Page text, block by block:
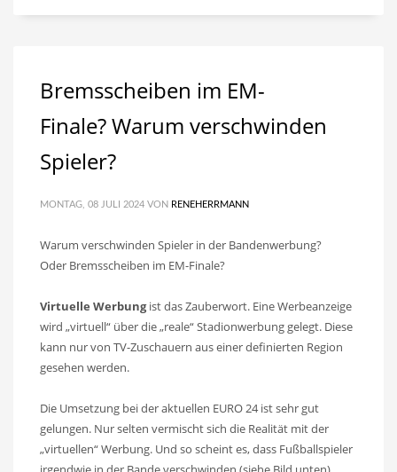
Bremsscheiben im EM-
Finale? Warum verschwinden
Spieler?
MONTAG, 08 JULI 2024 VON RENEHERRMANN
Warum verschwinden Spieler in der Bandenwerbung?
Oder Bremsscheiben im EM-Finale?
Virtuelle Werbungist das Zauberwort. Eine Werbeanzeige
wird „virtuell“ über die „reale“ Stadionwerbung gelegt. Diese
kann nur von TV-Zuschauern aus einer definierten Region
gesehen werden.
Die Umsetzung bei der aktuellen EURO 24 ist sehr gut
gelungen. Nur selten vermischt sich die Realität mit der
„virtuellen“ Werbung. Und so scheint es, dass Fußballspieler